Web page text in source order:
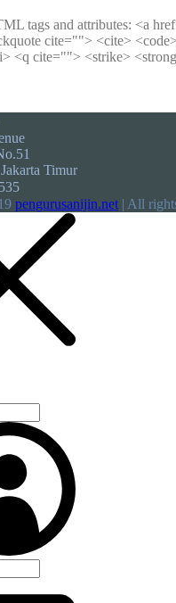
tags and attributes: <a
cite=""> <cite>
<q cite=""> <strike>
Timur
pengurusanijin.net | All